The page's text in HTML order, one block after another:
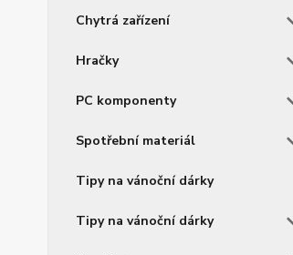
Chytrá zařízení
Hračky
PC komponenty
Spotřební materiál
Tipy na vánoční dárky
Tipy na vánoční dárky